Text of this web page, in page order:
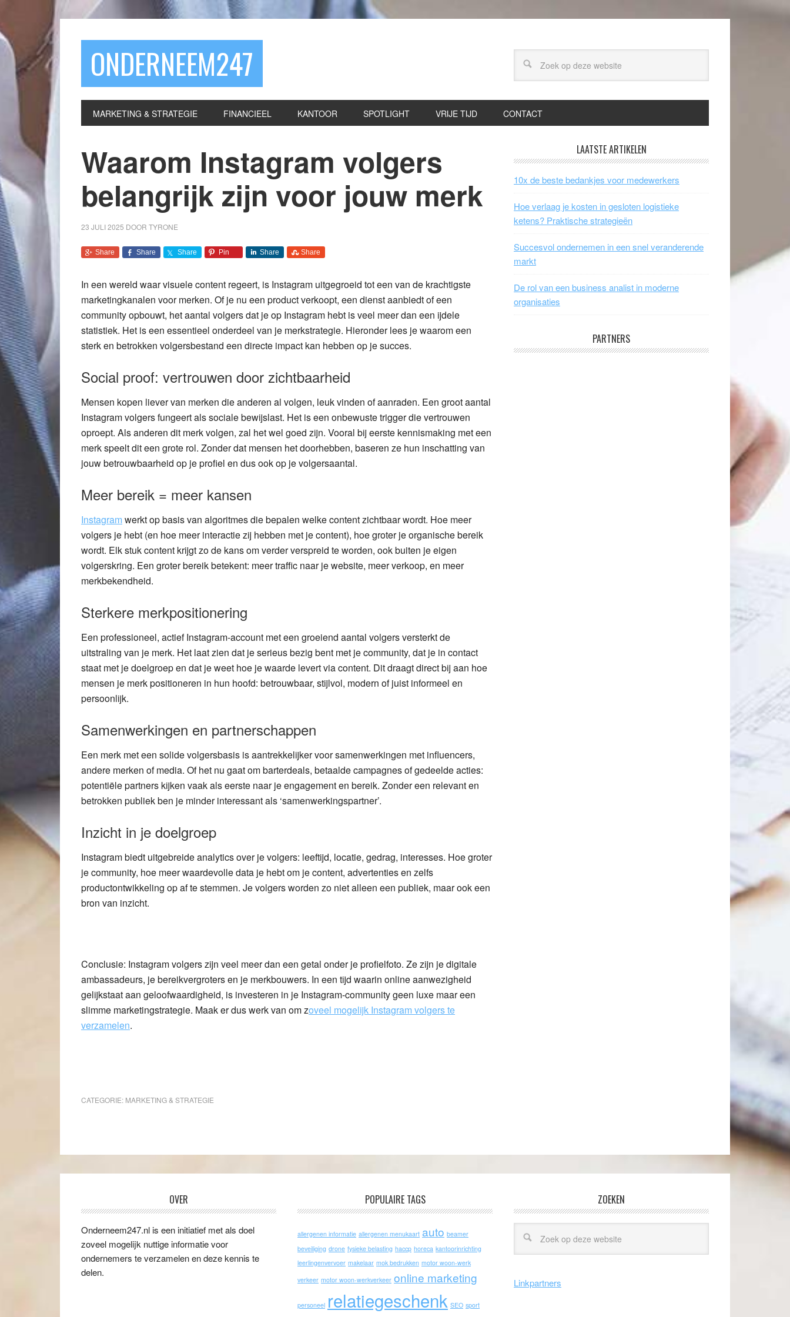
ONDERNEEM247
MARKETING & STRATEGIE FINANCIEEL KANTOOR SPOTLIGHT VRIJE TIJD CONTACT
Waarom Instagram volgers
belangrijk zijn voor jouw merk
23 JULI 2025 DOOR TYRONE
Share Share Share Pin Share Share
In een wereld waar visuele content regeert, is Instagram uitgegroeid tot een van de krachtigste
marketingkanalen voor merken. Of je nu een product verkoopt, een dienst aanbiedt of een
community opbouwt, het aantal volgers dat je op Instagram hebt is veel meer dan een ijdele
statistiek. Het is een essentieel onderdeel van je merkstrategie. Hieronder lees je waarom een
sterk en betrokken volgersbestand een directe impact kan hebben op je succes.
Social proof: vertrouwen door zichtbaarheid
Mensen kopen liever van merken die anderen al volgen, leuk vinden of aanraden. Een groot aantal
Instagram volgers fungeert als sociale bewijslast. Het is een onbewuste trigger die vertrouwen
oproept. Als anderen dit merk volgen, zal het wel goed zijn. Vooral bij eerste kennismaking met een
merk speelt dit een grote rol. Zonder dat mensen het doorhebben, baseren ze hun inschatting van
jouw betrouwbaarheid op je profiel en dus ook op je volgersaantal.
Meer bereik = meer kansen
Instagramwerkt op basis van algoritmes die bepalen welke content zichtbaar wordt. Hoe meer
volgers je hebt (en hoe meer interactie zij hebben met je content), hoe groter je organische bereik
wordt. Elk stuk content krijgt zo de kans om verder verspreid te worden, ook buiten je eigen
volgerskring. Een groter bereik betekent: meer traffic naar je website, meer verkoop, en meer
merkbekendheid.
Sterkere merkpositionering
Een professioneel, actief Instagram-account met een groeiend aantal volgers versterkt de
uitstraling van je merk. Het laat zien dat je serieus bezig bent met je community, dat je in contact
staat met je doelgroep en dat je weet hoe je waarde levert via content. Dit draagt direct bij aan hoe
mensen je merk positioneren in hun hoofd: betrouwbaar, stijlvol, modern of juist informeel en
persoonlijk.
Samenwerkingen en partnerschappen
Een merk met een solide volgersbasis is aantrekkelijker voor samenwerkingen met influencers,
andere merken of media. Of het nu gaat om barterdeals, betaalde campagnes of gedeelde acties:
potentiële partners kijken vaak als eerste naar je engagement en bereik. Zonder een relevant en
betrokken publiek ben je minder interessant als ‘samenwerkingspartner’.
Inzicht in je doelgroep
Instagram biedt uitgebreide analytics over je volgers: leeftijd, locatie, gedrag, interesses. Hoe groter
je community, hoe meer waardevolle data je hebt om je content, advertenties en zelfs
productontwikkeling op af te stemmen. Je volgers worden zo niet alleen een publiek, maar ook een
bron van inzicht.
Conclusie: Instagram volgers zijn veel meer dan een getal onder je profielfoto. Ze zijn je digitale
ambassadeurs, je bereikvergroters en je merkbouwers. In een tijd waarin online aanwezigheid
gelijkstaat aan geloofwaardigheid, is investeren in je Instagram-community geen luxe maar een
slimme marketingstrategie. Maak er dus werk van om zoveel mogelijk Instagram volgers te
verzamelen.
CATEGORIE: MARKETING & STRATEGIE
LAATSTE ARTIKELEN
10x de beste bedankjes voor medewerkers
Hoe verlaag je kosten in gesloten logistieke
ketens? Praktische strategieën
Succesvol ondernemen in een snel veranderende
markt
De rol van een business analist in moderne
organisaties
PARTNERS
OVER
Onderneem247.nl is een initiatief met als doel
zoveel mogelijk nuttige informatie voor
ondernemers te verzamelen en deze kennis te
delen.
POPULAIRE TAGS
allergenen informatie allergenen menukaart auto beamer
beveiliging drone fysieke belasting haccp horeca kantoorinrichting
leerlingenvervoer makelaar mok bedrukken motor woon-werk
verkeer motor woon-werkverkeer online marketing
personeel relatiegeschenk SEO sport
ZOEKEN
Linkpartners